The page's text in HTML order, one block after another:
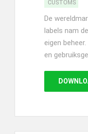
CUSTOMS
De
labels nam
eigen
en